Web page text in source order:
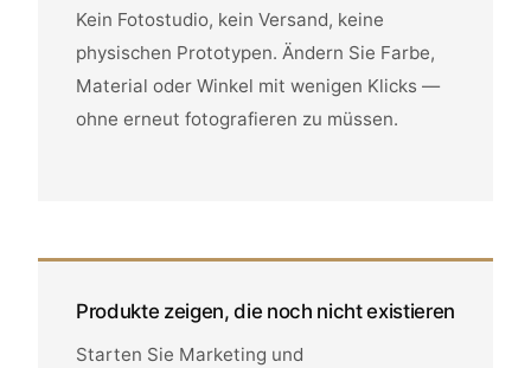
Kein Fotostudio, kein Versand, keine
physischen Prototypen. Ändern Sie Farbe,
Material oder Winkel mit wenigen Klicks —
ohne erneut fotografieren zu müssen.
Produkte zeigen, die noch nicht existieren
Starten Sie Marketing und